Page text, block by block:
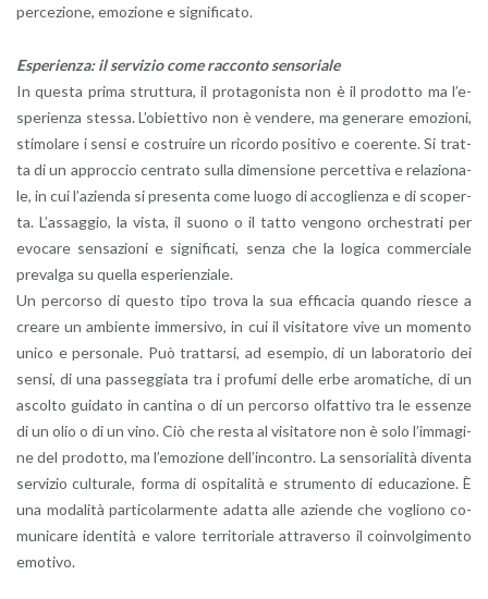
per­ce­zio­ne, emo­zio­ne e si­gni­fi­ca­to.
Espe­rien­za: il ser­vi­zio come rac­con­to sen­so­ria­le
In que­sta prima strut­tu­ra, il pro­ta­go­ni­sta non è il pro­dot­to ma l’e­
spe­rien­za stes­sa. L’o­biet­ti­vo non è ven­de­re, ma ge­ne­ra­re emo­zio­ni,
sti­mo­la­re i sensi e co­strui­re un ri­cor­do po­si­ti­vo e coe­ren­te. Si trat­
ta di un ap­proc­cio cen­tra­to sulla di­men­sio­ne per­cet­ti­va e re­la­zio­na­
le, in cui l’a­zien­da si pre­sen­ta come luogo di ac­co­glien­za e di sco­per­
ta. L’as­sag­gio, la vista, il suono o il tatto ven­go­no or­che­stra­ti per
evo­ca­re sen­sa­zio­ni e si­gni­fi­ca­ti, senza che la lo­gi­ca com­mer­cia­le
pre­val­ga su quel­la espe­rien­zia­le.
Un per­cor­so di que­sto tipo trova la sua ef­fi­ca­cia quan­do rie­sce a
crea­re un am­bien­te im­mer­si­vo, in cui il vi­si­ta­to­re vive un mo­men­to
unico e per­so­na­le. Può trat­tar­si, ad esem­pio, di un la­bo­ra­to­rio dei
sensi, di una pas­seg­gia­ta tra i pro­fu­mi delle erbe aro­ma­ti­che, di un
ascol­to gui­da­to in can­ti­na o di un per­cor­so ol­fat­ti­vo tra le es­sen­ze
di un olio o di un vino. Ciò che resta al vi­si­ta­to­re non è solo l’im­ma­gi­
ne del pro­dot­to, ma l’e­mo­zio­ne del­l’in­con­tro. La sen­so­ria­li­tà di­ven­ta
ser­vi­zio cul­tu­ra­le, forma di ospi­ta­li­tà e stru­men­to di edu­ca­zio­ne. È
una mo­da­li­tà par­ti­co­lar­men­te adat­ta alle azien­de che vo­glio­no co­
mu­ni­ca­re iden­ti­tà e va­lo­re ter­ri­to­ria­le at­tra­ver­so il coin­vol­gi­men­to
emo­ti­vo.